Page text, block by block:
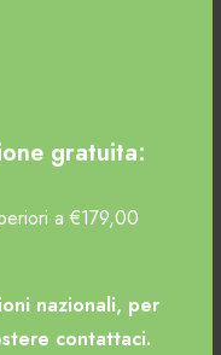
gratuita:
a €179,00
nazionali, per
contattaci.